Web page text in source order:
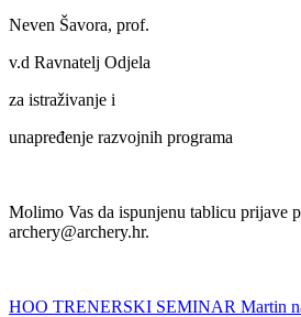
Neven Šavora, prof.
v.d Ravnatelj Odjela
za istraživanje i
unapređenje razvojnih programa
Molimo Vas da ispunjenu tablicu prijave
archery@archery.hr.
HOO TRENERSKI SEMINAR Martin